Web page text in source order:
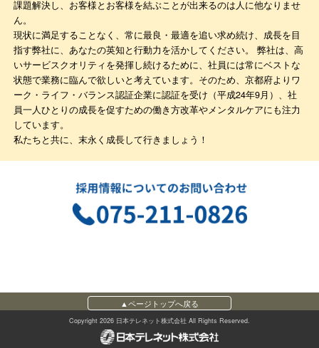
課題解決し、お客様とお客様を結ぶことが出来るのは人に他なりませ
ん。
現状に満足することなく、常に最良・最適を追い求め続け、成長を目
指す弊社に、あなたの英知と行動力を活かしてください。 弊社は、高
いサービスクオリティを発揮し続けるために、社員には常にベストな
状態で業務に臨んで欲しいと考えています。そのため、京都府よりワ
ーク・ライフ・バランス認証企業に認証を受け（平成24年9月）、社
員一人ひとりの成長を促すための働き方改革やメンタルケアにも注力
しています。
私たちと共に、末永く成長して行きましょう！
▲ページトップへ戻る
Copyright 2026 日本テレネット株式会社 All Rights Reserved.